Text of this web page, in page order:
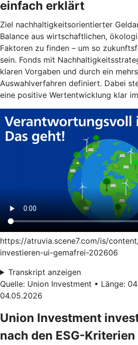
einfach erklärt
Ziel nachhaltigkeitsorientierter
Balance aus wirtschaftlichen,
Faktoren zu finden – um so
sein. Fonds mit
klaren Vorgaben und durch ein
Auswahlverfahren definiert. Dabei
eine positive Wertentwicklung klar
https://atruvia.scene7.com/is/
investieren-ui-gemafrei-202606
Transkript anzeigen
Quelle: Union Investment • Länge:
04.05.2026
Union Investment
nach den ESG-Kriterien